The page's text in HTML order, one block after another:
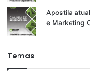
Apostila
e Marketing
Temas